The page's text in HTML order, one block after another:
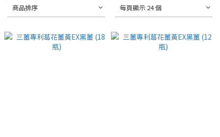
商品排序 每頁顯示 24 個